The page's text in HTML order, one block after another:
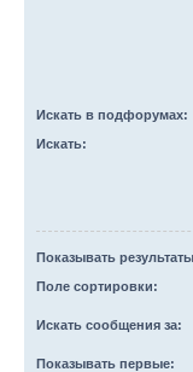
Искать в подфорумах:
Искать:
Показывать
Поле сортировки:
Искать сообщения за:
Показывать первые: